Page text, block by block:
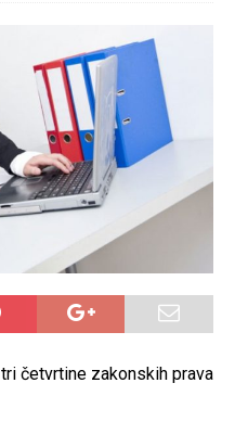
četvrtine zakonskih prava